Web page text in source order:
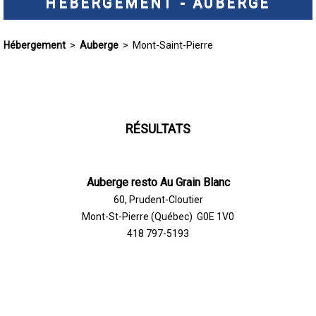
Hébergement > Auberge > Mont-Saint-Pierre
RÉSULTATS
Auberge resto Au Grain Blanc
60, Prudent-Cloutier
Mont-St-Pierre (Québec) G0E 1V0
418 797-5193